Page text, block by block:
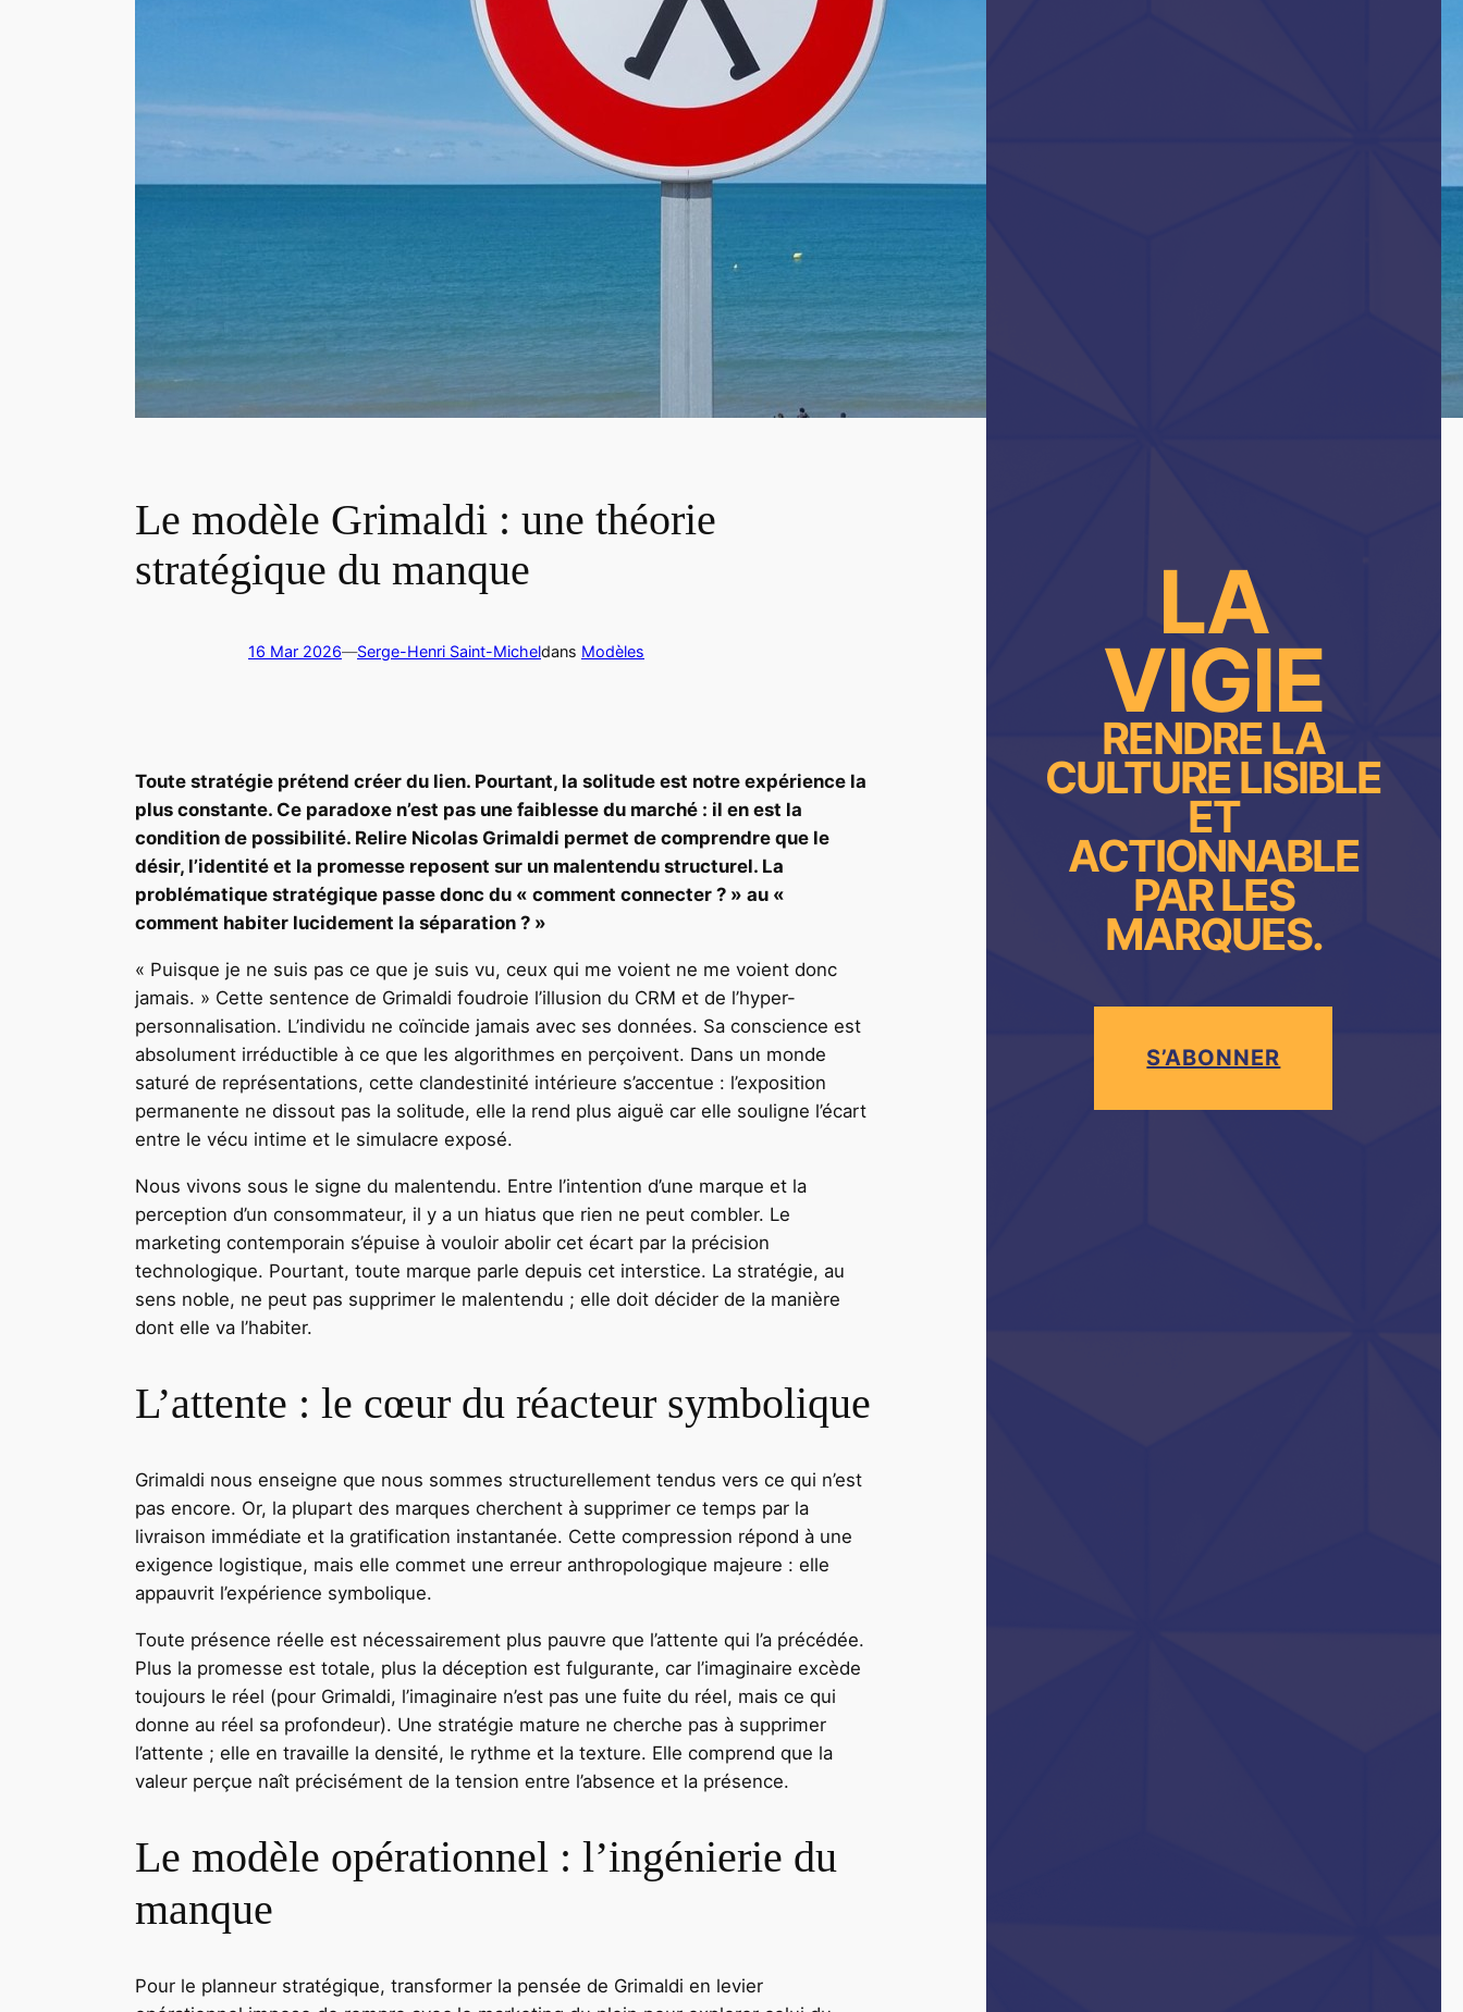
Le modèle Grimaldi : une théorie
stratégique du manque
16 Mar 2026—Serge-Henri Saint-Micheldans Modèles
Toute stratégie prétend créer du lien. Pourtant, la solitude est notre expérience la
plus constante. Ce paradoxe n’est pas une faiblesse du marché : il en est la
condition de possibilité. Relire Nicolas Grimaldi permet de comprendre que le
désir, l’identité et la promesse reposent sur un malentendu structurel. La
problématique stratégique passe donc du « comment connecter ? » au «
comment habiter lucidement la séparation ? »
« Puisque je ne suis pas ce que je suis vu, ceux qui me voient ne me voient donc
jamais. » Cette sentence de Grimaldi foudroie l’illusion du CRM et de l’hyper-
personnalisation. L’individu ne coïncide jamais avec ses données. Sa conscience est
absolument irréductible à ce que les algorithmes en perçoivent. Dans un monde
saturé de représentations, cette clandestinité intérieure s’accentue : l’exposition
permanente ne dissout pas la solitude, elle la rend plus aiguë car elle souligne l’écart
entre le vécu intime et le simulacre exposé.
Nous vivons sous le signe du malentendu. Entre l’intention d’une marque et la
perception d’un consommateur, il y a un hiatus que rien ne peut combler. Le
marketing contemporain s’épuise à vouloir abolir cet écart par la précision
technologique. Pourtant, toute marque parle depuis cet interstice. La stratégie, au
sens noble, ne peut pas supprimer le malentendu ; elle doit décider de la manière
dont elle va l’habiter.
L’attente : le cœur du réacteur symbolique
Grimaldi nous enseigne que nous sommes structurellement tendus vers ce qui n’est
pas encore. Or, la plupart des marques cherchent à supprimer ce temps par la
livraison immédiate et la gratification instantanée. Cette compression répond à une
exigence logistique, mais elle commet une erreur anthropologique majeure : elle
appauvrit l’expérience symbolique.
Toute présence réelle est nécessairement plus pauvre que l’attente qui l’a précédée.
Plus la promesse est totale, plus la déception est fulgurante, car l’imaginaire excède
toujours le réel (pour Grimaldi, l’imaginaire n’est pas une fuite du réel, mais ce qui
donne au réel sa profondeur). Une stratégie mature ne cherche pas à supprimer
l’attente ; elle en travaille la densité, le rythme et la texture. Elle comprend que la
valeur perçue naît précisément de la tension entre l’absence et la présence.
Le modèle opérationnel : l’ingénierie du
manque
Pour le planneur stratégique, transformer la pensée de Grimaldi en levier
LA
VIGIE
RENDRE LA
CULTURE LISIBLE
ET
ACTIONNABLE
PAR LES
MARQUES.
S’ABONNER